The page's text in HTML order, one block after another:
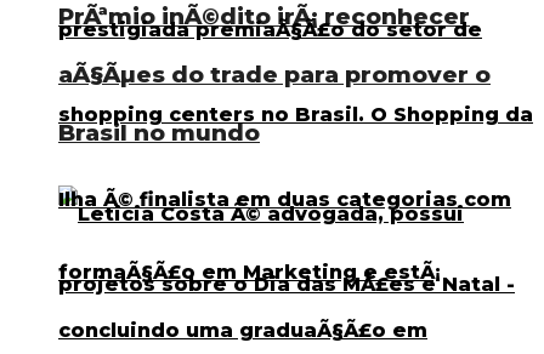
PrÃªmio inÃ©dito irÃ¡ reconhecer
aÃ§Ãµes do trade para promover o
Brasil no mundo